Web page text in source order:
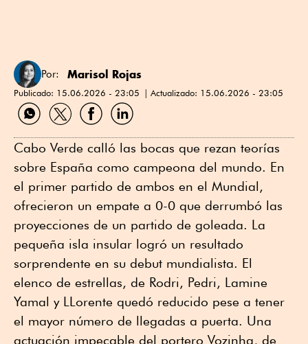
Por: Marisol Rojas
Publicado: 15.06.2026 - 23:05 Actualizado: 15.06.2026 - 23:05
Compartir
por
Compartir
por
Compartir
por
Compartir
por
Cabo Verde calló las bocas que rezan teorías
sobre España como campeona del mundo. En
el primer partido de ambos en el Mundial,
ofrecieron un empate a 0-0 que derrumbó las
proyecciones de un partido de goleada. La
pequeña isla insular logró un resultado
sorprendente en su debut mundialista. El
elenco de estrellas, de Rodri, Pedri, Lamine
Yamal y LLorente quedó reducido pese a tener
el mayor número de llegadas a puerta. Una
actuación impecable del portero Vozinha, de